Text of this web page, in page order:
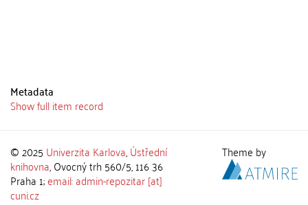
Metadata
Show full item record
© 2025 Univerzita Karlova,Ústřední
knihovna, Ovocný trh 560/5, 116 36
Praha 1;email: admin-repozitar [at]
cuni.cz
Theme by